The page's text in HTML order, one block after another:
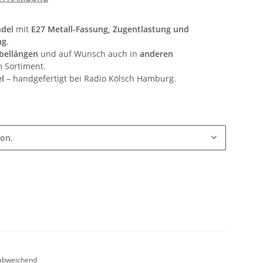
mit E27 Metall-Fassung, Zugentlastung und
.
und auf Wunsch auch in anderen
Sortiment.
– handgefertigt bei Radio Kölsch Hamburg.